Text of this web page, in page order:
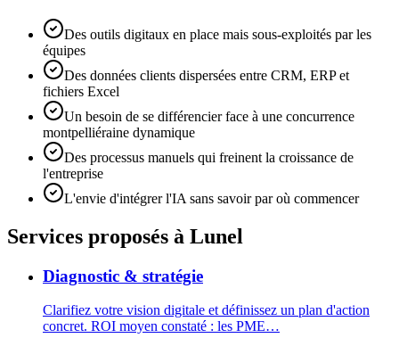
Des outils digitaux en place mais sous-exploités par les
équipes
Des données clients dispersées entre CRM, ERP et
fichiers Excel
Un besoin de se différencier face à une concurrence
montpelliéraine dynamique
Des processus manuels qui freinent la croissance de
l'entreprise
L'envie d'intégrer l'IA sans savoir par où commencer
Services proposés à Lunel
Diagnostic & stratégie
Clarifiez votre vision digitale et définissez un plan d'action
concret. ROI moyen constaté : les PME…